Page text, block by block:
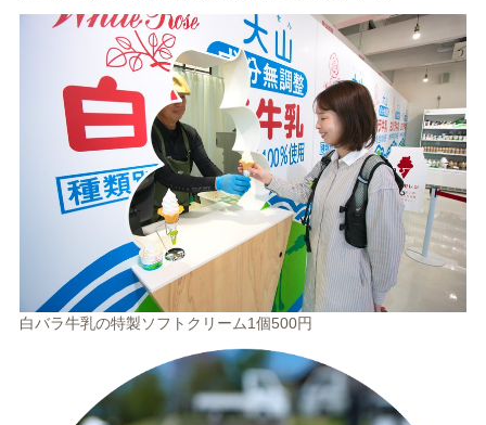
白バラ牛乳の特製ソフトクリーム1個500円